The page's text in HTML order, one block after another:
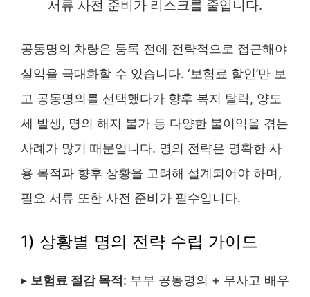
서류 사전 준비가 리스크를 줄입니다.
공동명의 차량은 등록 전에 전략적으로 접근해야
실익을 극대화할 수 있습니다. ‘보험료 할인’만 보
고 공동명의를 선택했다가 향후 복지 탈락, 양도
세 발생, 명의 해지 불가 등 다양한 불이익을 겪는
사례가 많기 때문입니다. 명의 전략은 명확한 사
용 목적과 향후 상황을 고려해 설계되어야 하며,
필요 서류 또한 사전 준비가 필수입니다.
1) 상황별 명의 전략 수립 가이드
▸ 보험료 절감 목적 : 부부 공동명의 + 무사고 배우